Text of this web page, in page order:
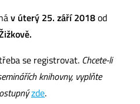
v úterý 25. září 2018od
se registrovat. Chcete-li
knihovny, vyplňte
zde.